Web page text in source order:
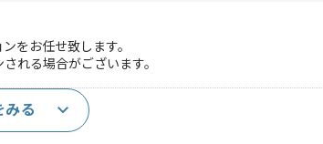
をお任せ致します。
れる場合がございます。
みる